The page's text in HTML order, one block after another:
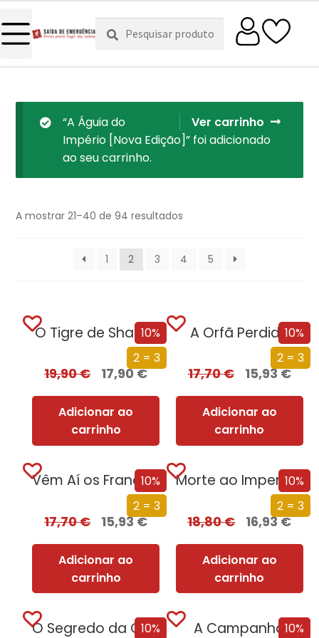
Pesquisar
por:
Pesquisa
Ver carrinho
“A Águia do
Império [Nova Edição]” foi adicionado
ao seu carrinho.
A mostrar 21–40 de 94 resultados
1 2 3 4 5
10%
2 = 3
O Tigre de Sharpe
19,90€ 17,90€
Adicionar ao
carrinho
10%
2 = 3
A Orfã Perdida
17,70€ 15,93€
Adicionar ao
carrinho
10%
2 = 3
Vêm Aí os Franceses
17,70€ 15,93€
Adicionar ao
carrinho
10%
2 = 3
Morte ao Imperador
18,80€ 16,93€
Adicionar ao
carrinho
10%
O Segredo da Ordem de Cristo
10%
A Campanha